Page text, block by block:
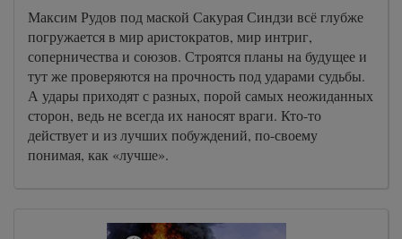
Максим Рудов под маской Сакурая Синдзи всё глубже
погружается в мир аристократов, мир интриг,
соперничества и союзов. Строятся планы на будущее и
тут же проверяются на прочность под ударами судьбы.
А удары приходят с разных, порой самых неожиданных
сторон, ведь не всегда их наносят враги. Кто-то
действует и из лучших побуждений, по-своему
понимая, как «лучше».